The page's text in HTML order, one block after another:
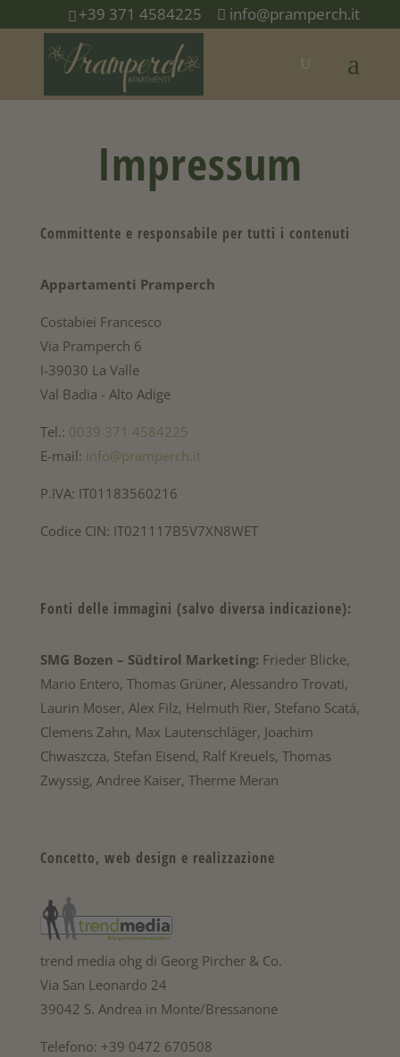
+39 371 4584225 info@pramperch.it
Impressum
Committente e responsabile per tutti i contenuti
Appartamenti Pramperch
Costabiei Francesco
Via Pramperch 6
I-39030 La Valle
Val Badia - Alto Adige
Tel.: 0039 371 4584225
E-mail: info@pramperch.it
P.IVA: IT01183560216
Codice CIN: IT021117B5V7XN8WET
Fonti delle immagini (salvo diversa indicazione):
SMG Bozen – Südtirol Marketing: Frieder Blicke,
Mario Entero, Thomas Grüner, Alessandro Trovati,
Laurin Moser, Alex Filz, Helmuth Rier, Stefano Scatá,
Clemens Zahn, Max Lautenschläger, Joachim
Chwaszcza, Stefan Eisend, Ralf Kreuels, Thomas
Zwyssig, Andree Kaiser, Therme Meran
Concetto, web design e realizzazione
trend media ohg di Georg Pircher & Co.
Via San Leonardo 24
39042 S. Andrea in Monte/Bressanone
Telefono: +39 0472 670508